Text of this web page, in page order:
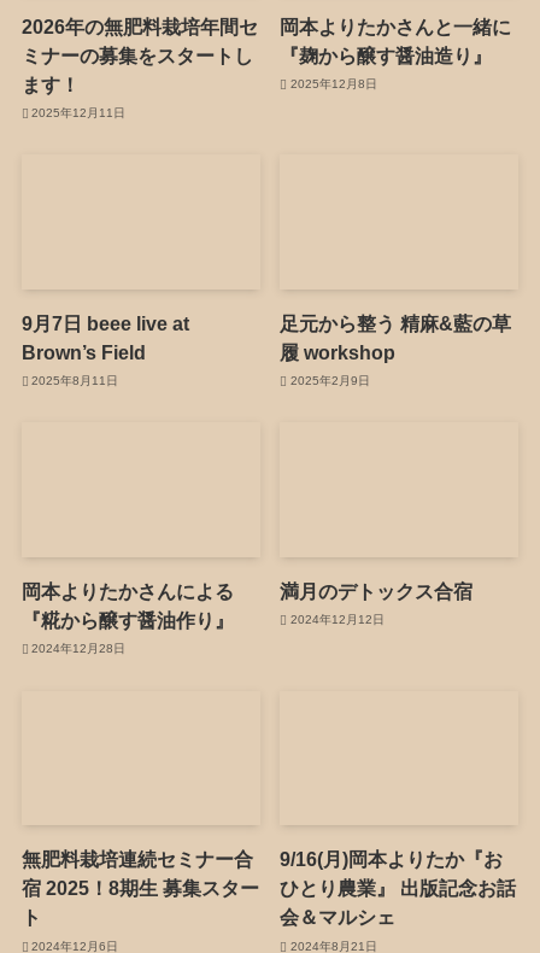
2026年の無肥料栽培年間セ
ミナーの募集をスタートし
ます！
2025年12月11日
岡本よりたかさんと一緒に
『麹から醸す醤油造り』
2025年12月8日
9月7日 beee live at
Brown’s Field
2025年8月11日
足元から整う 精麻&藍の草
履 workshop
2025年2月9日
岡本よりたかさんによる
『糀から醸す醤油作り』
2024年12月28日
満月のデトックス合宿
2024年12月12日
無肥料栽培連続セミナー合
宿 2025！8期生 募集スター
ト
2024年12月6日
9/16(月)岡本よりたか『お
ひとり農業』 出版記念お話
会＆マルシェ
2024年8月21日